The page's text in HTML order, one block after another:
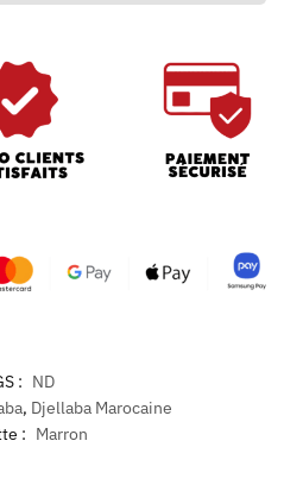
: ND
, Djellaba Marocaine
: Marron